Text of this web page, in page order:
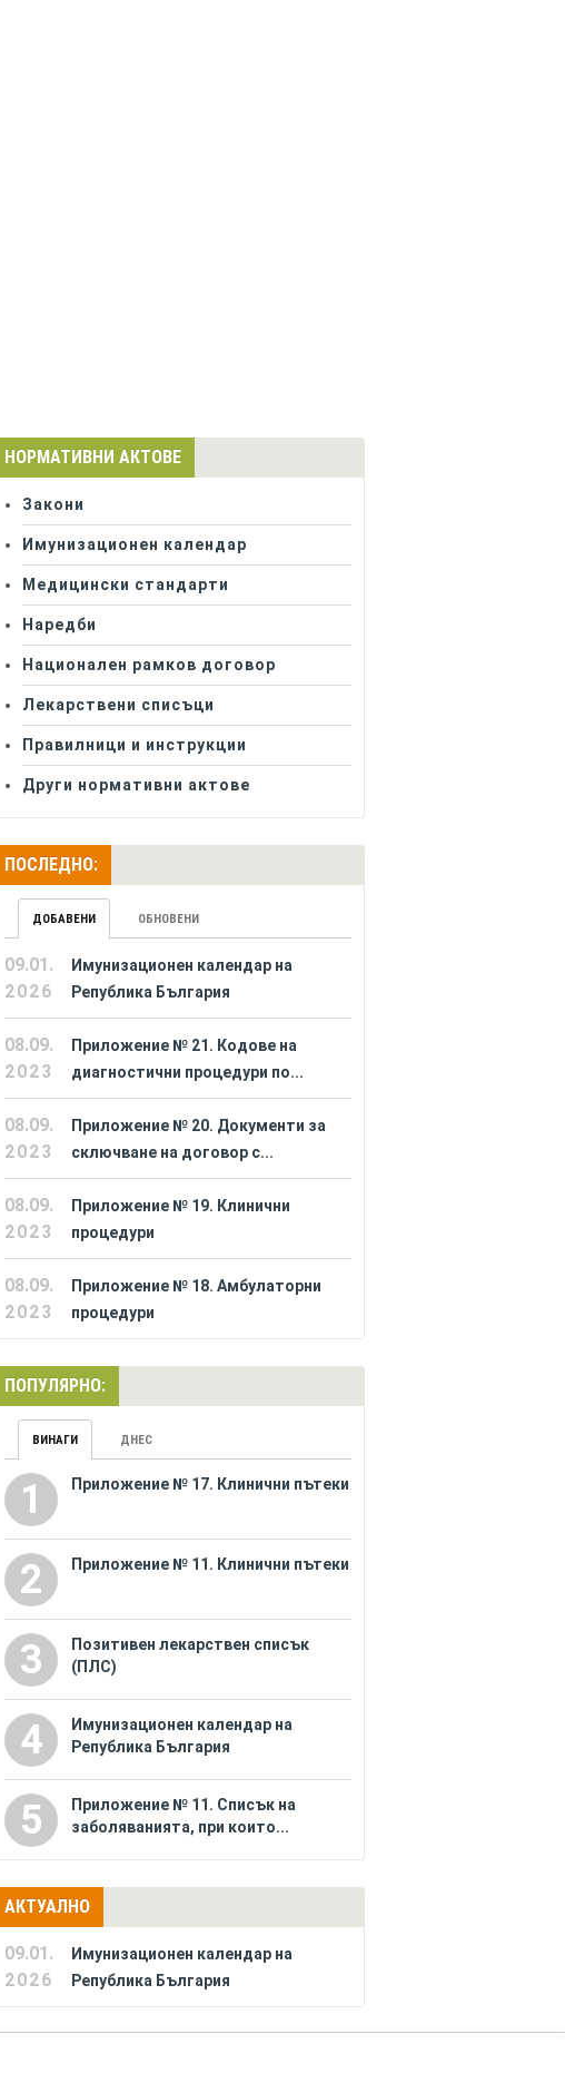
НОРМАТИВНИ АКТОВЕ
Закони
Имунизационен календар
Медицински стандарти
Наредби
Национален рамков договор
Лекарствени списъци
Правилници и инструкции
Други нормативни актове
ПОСЛЕДНО:
ДОБАВЕНИ ОБНОВЕНИ
09.01.
2026
Имунизационен календар на
Република България
08.09.
2023
Приложение № 21. Кодове на
диагностични процедури по...
08.09.
2023
Приложение № 20. Документи за
сключване на договор с...
08.09.
2023
Приложение № 19. Клинични
процедури
08.09.
2023
Приложение № 18. Амбулаторни
процедури
ПОПУЛЯРНО:
ВИНАГИ ДНЕС
1 Приложение № 17. Клинични пътеки
2 Приложение № 11. Клинични пътеки
3
Позитивен лекарствен списък
(ПЛС)
4
Имунизационен календар на
Република България
5
Приложение № 11. Списък на
заболяванията, при които...
АКТУАЛНО
09.01.
2026
Имунизационен календар на
Република България